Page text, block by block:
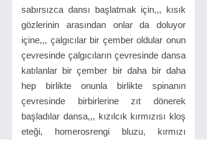
sabırsızca dansı başlatmak için,,, kısık
gözlerinin arasından onlar da doluyor
içine,,, çalgıcılar bir çember oldular onun
çevresinde çalgıcıların çevresinde dansa
katılanlar bir çember bir daha bir daha
hep birlikte onunla birlikte spinanın
çevresinde birbirlerine zıt dönerek
başladılar dansa,,, kızılcık kırmızısı kloş
eteği, homerosrengi bluzu, kırmızı